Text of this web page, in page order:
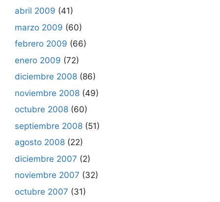
abril 2009 (41)
marzo 2009 (60)
febrero 2009 (66)
enero 2009 (72)
diciembre 2008 (86)
noviembre 2008 (49)
octubre 2008 (60)
septiembre 2008 (51)
agosto 2008 (22)
diciembre 2007 (2)
noviembre 2007 (32)
octubre 2007 (31)